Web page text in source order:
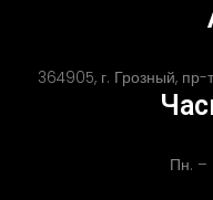
364905, г. Грозный,
Пн. –